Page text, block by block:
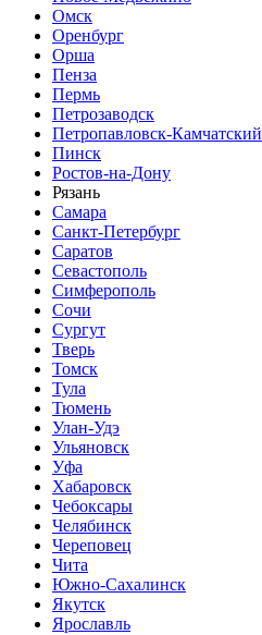
Омск
Оренбург
Орша
Пенза
Пермь
Петрозаводск
Петропавловск-Камчатский
Пинск
Ростов-на-Дону
Рязань
Самара
Санкт-Петербург
Саратов
Севастополь
Симферополь
Сочи
Сургут
Тверь
Томск
Тула
Тюмень
Улан-Удэ
Ульяновск
Уфа
Хабаровск
Чебоксары
Челябинск
Череповец
Чита
Южно-Сахалинск
Якутск
Ярославль